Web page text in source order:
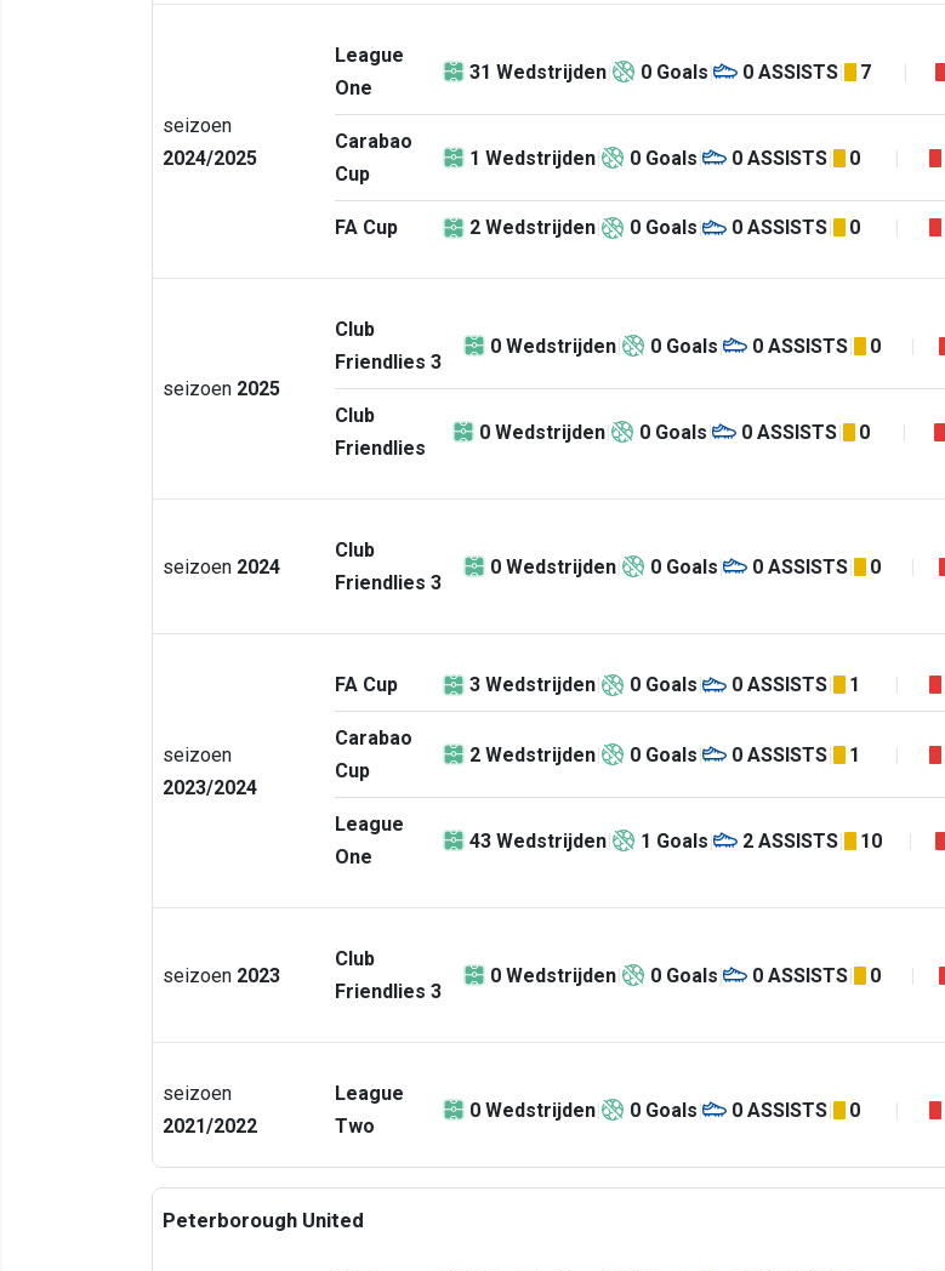
seizoen
2024/2025
League
One
31 Wedstrijden 0 Goals 0 ASSISTS 7
Carabao
Cup
1 Wedstrijden 0 Goals 0 ASSISTS 0
FA Cup 2 Wedstrijden 0 Goals 0 ASSISTS 0
seizoen 2025
Club
Friendlies 3
0 Wedstrijden 0 Goals 0 ASSISTS 0
Club
Friendlies
0 Wedstrijden 0 Goals 0 ASSISTS 0
seizoen 2024
Club
Friendlies 3
0 Wedstrijden 0 Goals 0 ASSISTS 0
seizoen
2023/2024
FA Cup 3 Wedstrijden 0 Goals 0 ASSISTS 1
Carabao
Cup
2 Wedstrijden 0 Goals 0 ASSISTS 1
League
One
43 Wedstrijden 1 Goals 2 ASSISTS 10
seizoen 2023
Club
Friendlies 3
0 Wedstrijden 0 Goals 0 ASSISTS 0
seizoen
2021/2022
League
Two
0 Wedstrijden 0 Goals 0 ASSISTS 0
Peterborough United